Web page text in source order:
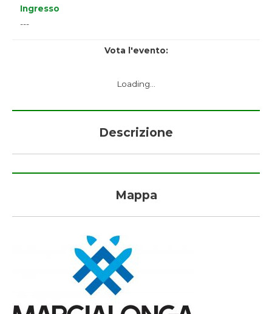
Ingresso
---
Vota l'evento:
Loading...
Descrizione
Mappa